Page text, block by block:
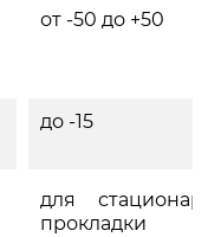
от -50 до +50
до -15
для
прокладки